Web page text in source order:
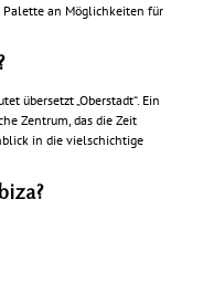
Palette an Möglichkeiten für
übersetzt „Oberstadt“. Ein
Zentrum, das die Zeit
in die vielschichtige